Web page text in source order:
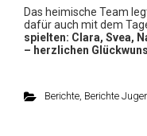
Das heimische Team
dafür auch mit dem
spielten: Clara, Svea,
– herzlichen
Berichte, Berichte